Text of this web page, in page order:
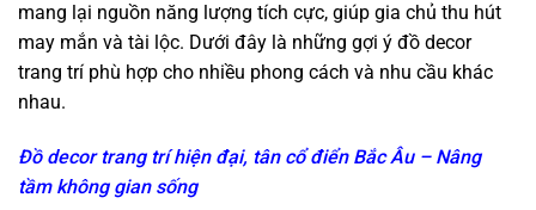
mang lại nguồn năng lượng tích cực, giúp gia chủ thu hút
may mắn và tài lộc. Dưới đây là những gợi ý đồ decor
trang trí phù hợp cho nhiều phong cách và nhu cầu khác
nhau.
Đồ decor trang trí hiện đại, tân cổ điển Bắc Âu – Nâng
tầm không gian sống